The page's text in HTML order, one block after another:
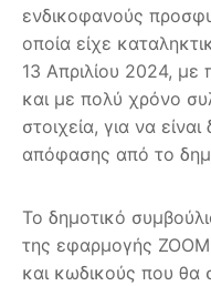
ενδικοφανούς
οποία είχε
13 Απριλίου 2024,
και με πολύ χρόνο
στοιχεία, για να
απόφασης από το
Το δημοτικό
της εφαρμογής
και κωδικούς που θα